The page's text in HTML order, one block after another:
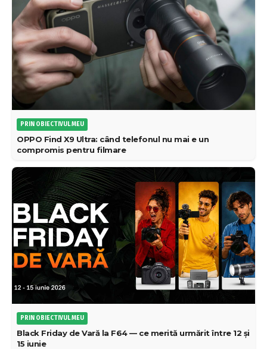
PRIN OBIECTIVUL MEU
OPPO Find X9 Ultra: când telefonul nu mai e un
compromis pentru filmare
PRIN OBIECTIVUL MEU
Black Friday de Vară la F64 — ce merită urmărit între 12 și
15 iunie